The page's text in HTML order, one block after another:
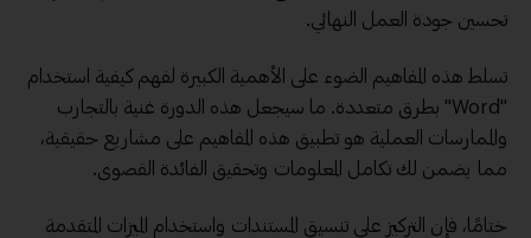
تحسين جودة العمل النهائي.
تسلط هذه المفاهيم الضوء على الأهمية الكبيرة لفهم كيفية استخدام
"Word" بطرق متعددة. ما سيجعل هذه الدورة غنية بالتجارب
والممارسات العملية هو تطبيق هذه المفاهيم على مشاريع حقيقية،
مما يضمن لك تكامل المعلومات وتحقيق الفائدة القصوى.
ختامًا، فإن التركيز على تنسيق المستندات واستخدام الميزات المتقدمة